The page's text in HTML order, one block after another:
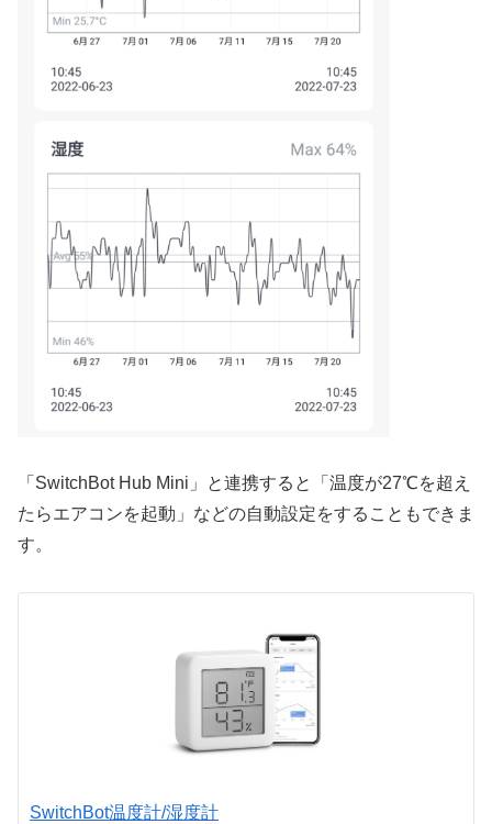
「SwitchBot Hub Mini」と連携すると「温度が27℃を超え
たらエアコンを起動」などの自動設定をすることもできま
す。
SwitchBot温度計/湿度計